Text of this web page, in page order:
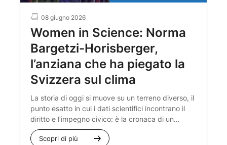
08 giugno 2026
Women in Science: Norma
Bargetzi-Horisberger,
l’anziana che ha piegato la
Svizzera sul clima
La storia di oggi si muove su un terreno diverso, il
punto esatto in cui i dati scientifici incontrano il
diritto e l’impegno civico: è la cronaca di un
gruppo di donne che ha deciso di non voler
lasciare alle generazioni future una battaglia da
Scopri di più